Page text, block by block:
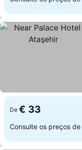
De € 33
Consulte os preços de